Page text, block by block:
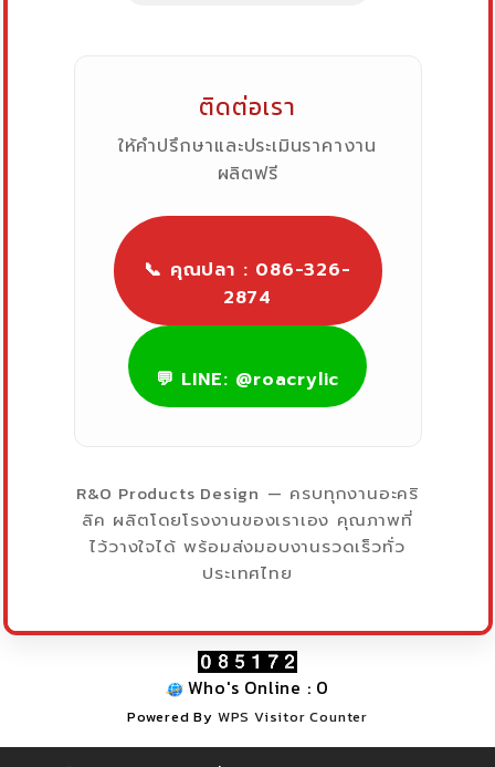
ติดต่อเรา
ให้คำปรึกษาและประเมินราคางาน
ผลิตฟรี
📞 คุณปลา : 086-326-
2874
💬 LINE: @roacrylic
R&O Products Design — ครบทุกงานอะคริ
ลิค ผลิตโดยโรงงานของเราเอง คุณภาพที่
ไว้วางใจได้ พร้อมส่งมอบงานรวดเร็วทั่ว
ประเทศไทย
Who's Online : 0
Powered By WPS Visitor Counter